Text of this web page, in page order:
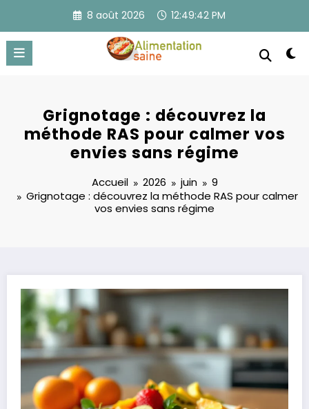
contenu
8 août 2026 12:49:43 PM
Grignotage : découvrez la
méthode RAS pour calmer vos
envies sans régime
Accueil 2026 juin
9
Grignotage : découvrez la méthode RAS pour calmer
vos envies sans régime